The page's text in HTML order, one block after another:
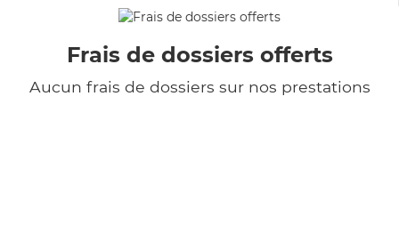
Frais de dossiers offerts
Aucun frais de dossiers sur nos prestations